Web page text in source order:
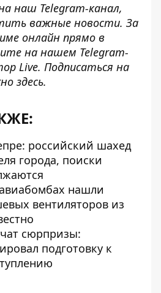
наш Telegram-канал,
важные новости. За
онлайн прямо в
на нашем Telegram-
Live. Подписаться на
здесь.
российский шахед
города, поиски
нашли
вентиляторов из
сюрпризы:
подготовку к